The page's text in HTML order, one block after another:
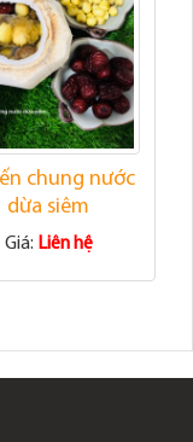
chung nước
dừa siêm
Giá: Liên hệ